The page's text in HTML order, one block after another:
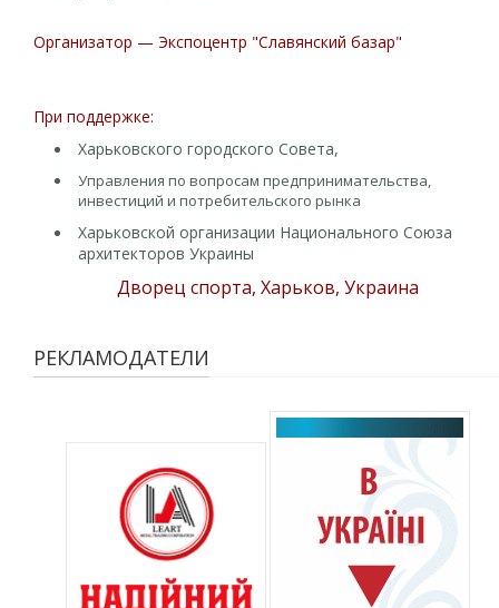
Организатор — Экспоцентр "Славянский базар"
При поддержке:
Харьковского городского Совета,
Управления по вопросам предпринимательства,
инвестиций и потребительского рынка
Харьковской организации Национального Союза
архитекторов Украины
Дворец спорта, Харьков, Украина
РЕКЛАМОДАТЕЛИ